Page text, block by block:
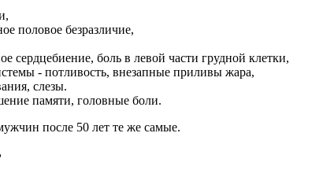
половое безразличие,
сердцебиение, боль в левой части грудной клетки,
- потливость, внезапные приливы жара,
слезы.
памяти, головные боли.
после 50 лет те же самые.